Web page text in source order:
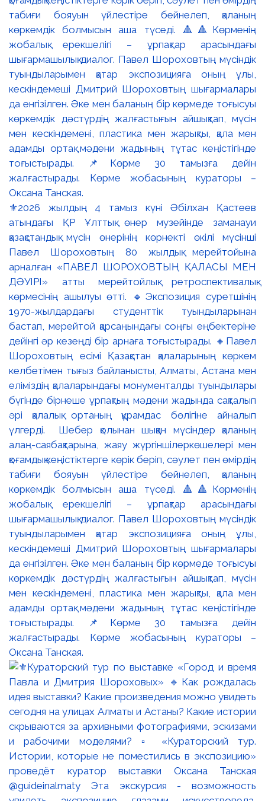
⚜️2026 жылдың 4 тамыз күні Әбілхан Қастеев
атындағы ҚР Ұлттық өнер музейінде заманауи
қазақстандық мүсін өнерінің көрнекті өкілі мүсінші
Павел Шороховтың 80 жылдық мерейтойына
арналған «ПАВЕЛ ШОРОХОВТЫҢ ҚАЛАСЫ МЕН
ДӘУІРІ» атты мерейтойлық ретроспективалық
көрмесінің ашылуы өтті. 🔹Экспозиция суретшінің
1970-жылдардағы студенттік туындыларынан
бастап, мерейтой қарсаңындағы соңғы еңбектеріне
дейінгі әр кезеңді бір арнаға тоғыстырады. 🔸Павел
Шороховтың есімі Қазақстан қалаларының көркем
келбетімен тығыз байланысты, Алматы, Астана мен
еліміздің қалаларындағы монументалды туындылары
бүгінде бірнеше ұрпақтың мәдени жадында сақталып
әрі қалалық ортаның құрамдас бөлігіне айналып
үлгерді. Шебер қолынан шыққан мүсіндер қаланың
алаң-саябақтарына, жаяу жүргіншілеркөшелері мен
қоғамдық кеңістіктерге көрік беріп, сәулет пен өмірдің
табиғи бояуын үйлестіре бейнелеп, қаланың
көркемдік болмысын аша түседі. 🔺🔺Көрменің
жобалық ерекшелігі – ұрпақтар арасындағы
шығармашылық диалог. Павел Шороховтың мүсіндік
туындыларымен қатар экспозицияға оның ұлы,
кескіндемеші Дмитрий Шороховтың шығармалары
да енгізілген. Әке мен баланың бір көрмеде тоғысуы
көркемдік дәстүрдің жалғастығын айшықтап, мүсін
мен кескіндемені, пластика мен жарықты, қала мен
адамды ортақ мәдени жадының тұтас кеңістігінде
тоғыстырады. 📌Көрме 30 тамызға дейін
жалғастырады. Көрме жобасының кураторы –
Оксана Танская.